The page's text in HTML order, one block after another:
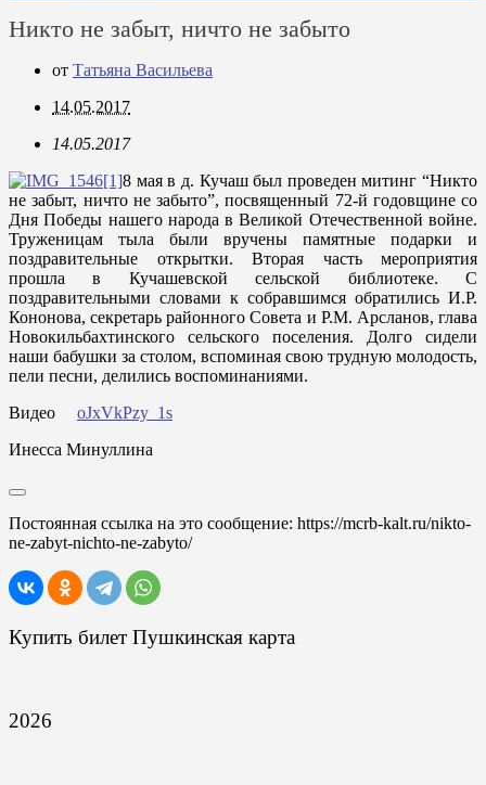
Никто не забыт, ничто не забыто
от Татьяна Васильева
14.05.2017
14.05.2017
8 мая в д. Кучаш был проведен митинг “Никто
не забыт, ничто не забыто”, посвященный 72-й годовщине со
Дня Победы нашего народа в Великой Отечественной войне.
Труженицам тыла были вручены памятные подарки и
поздравительные открытки. Вторая часть мероприятия
прошла в Кучашевской сельской библиотеке. С
поздравительными словами к собравшимся обратились И.Р.
Кононова, секретарь районного Совета и Р.М. Арсланов, глава
Новокильбахтинского сельского поселения. Долго сидели
наши бабушки за столом, вспоминая свою трудную молодость,
пели песни, делились воспоминаниями.
Видео oJxVkPzy_1s
Инесса Минуллина
Постоянная ссылка на это сообщение: https://mcrb-kalt.ru/nikto-
ne-zabyt-nichto-ne-zabyto/
Купить билет Пушкинская карта
2026